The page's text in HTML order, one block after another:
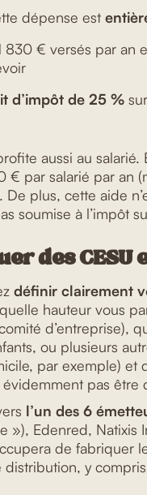
dépense est
830 € versés par an
d’impôt de 25 %
aussi au salarié.
€ par salarié par an
. De plus, cette aide
soumise à l’impôt
des CESU
définir clairement
hauteur vous
d’entreprise),
ou plusieurs
par exemple) et
pas être
l’un des 6
»), Edenred, Natixis
de
y